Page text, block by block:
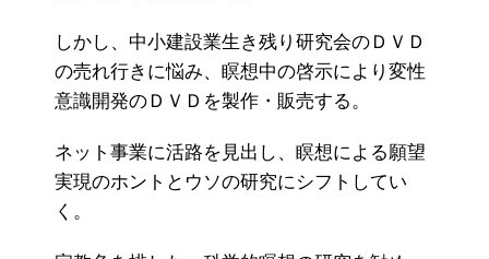
しかし、中小建設業生き残り研究会のＤＶＤ
の売れ行きに悩み、瞑想中の啓示により変性
意識開発のＤＶＤを製作・販売する。
ネット事業に活路を見出し、瞑想による願望
実現のホントとウソの研究にシフトしてい
く。